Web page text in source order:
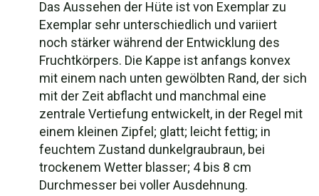
Das Aussehen der Hüte ist von Exemplar zu
Exemplar sehr unterschiedlich und variiert
noch stärker während der Entwicklung des
Fruchtkörpers. Die Kappe ist anfangs konvex
mit einem nach unten gewölbten Rand, der sich
mit der Zeit abflacht und manchmal eine
zentrale Vertiefung entwickelt, in der Regel mit
einem kleinen Zipfel; glatt; leicht fettig; in
feuchtem Zustand dunkelgraubraun, bei
trockenem Wetter blasser; 4 bis 8 cm
Durchmesser bei voller Ausdehnung.